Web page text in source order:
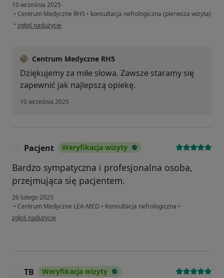
10 września 2025
• Centrum Medyczne RH5 • konsultacja nefrologiczna (pierwsza wizyta)
• w opinii użytkownika Maria
zgłoś nadużycie
Centrum Medyczne RH5
Dziękujemy za miłe słowa. Zawsze staramy się
zapewnić jak najlepszą opiekę.
10 września 2025
Pacjent Weryfikacja wizyty
Bardzo sympatyczna i profesjonalna osoba,
przejmująca się pacjentem.
26 lutego 2025
• Centrum Medyczne LEA-MED • Konsultacja nefrologiczna •
w opinii użytkownika Pacjent
zgłoś nadużycie
TB Weryfikacja wizyty